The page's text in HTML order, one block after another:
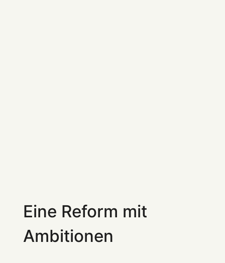
Eine Reform mit
Ambitionen